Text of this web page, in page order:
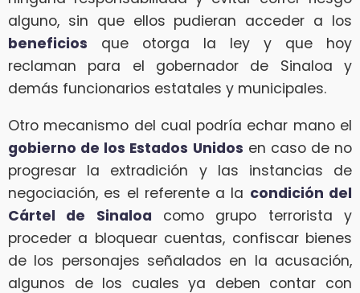
alguno, sin que ellos pudieran acceder a los
beneficios que otorga la ley y que hoy
reclaman para el gobernador de Sinaloa y
demás funcionarios estatales y municipales.
Otro mecanismo del cual podría echar mano el
gobierno de los Estados Unidos en caso de no
progresar la extradición y las instancias de
negociación, es el referente a la condición del
Cártel de Sinaloa como grupo terrorista y
proceder a bloquear cuentas, confiscar bienes
de los personajes señalados en la acusación,
algunos de los cuales ya deben contar con